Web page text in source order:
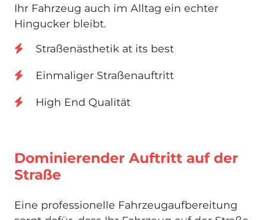
Ihr Fahrzeug auch im Alltag ein echter
Hingucker bleibt.
Straßenästhetik at its best
Einmaliger Straßenauftritt
High End Qualität
Dominierender Auftritt auf der
Straße
Eine professionelle Fahrzeugaufbereitung